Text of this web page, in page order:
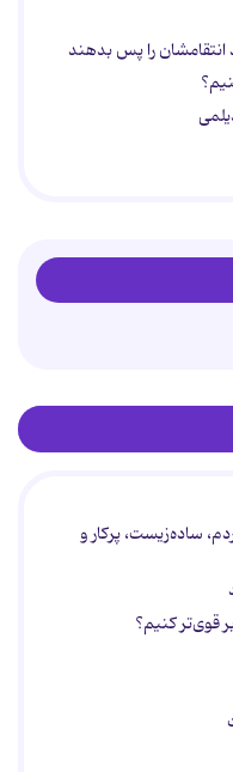
ساده‌زیست، پرکار و